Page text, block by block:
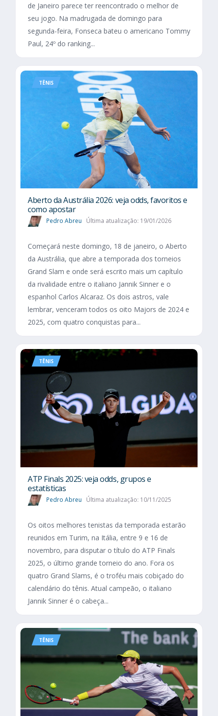
de Janeiro parece ter reencontrado o melhor de
seu jogo. Na madrugada de domingo para
segunda-feira, Fonseca bateu o americano Tommy
Paul, 24º do ranking...
TÊNIS
Aberto da Austrália 2026: veja odds, favoritos e
como apostar
Pedro Abreu Última atualização: 19/01/2026
Começará neste domingo, 18 de janeiro, o Aberto
da Austrália, que abre a temporada dos torneios
Grand Slam e onde será escrito mais um capítulo
da rivalidade entre o italiano Jannik Sinner e o
espanhol Carlos Alcaraz. Os dois astros, vale
lembrar, venceram todos os oito Majors de 2024 e
2025, com quatro conquistas para...
TÊNIS
ATP Finals 2025: veja odds, grupos e
estatísticas
Pedro Abreu Última atualização: 10/11/2025
Os oitos melhores tenistas da temporada estarão
reunidos em Turim, na Itália, entre 9 e 16 de
novembro, para disputar o título do ATP Finals
2025, o último grande torneio do ano. Fora os
quatro Grand Slams, é o troféu mais cobiçado do
calendário do tênis. Atual campeão, o italiano
Jannik Sinner é o cabeça...
TÊNIS